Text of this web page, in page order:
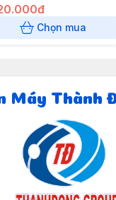
Chọn mua
Máy Thành